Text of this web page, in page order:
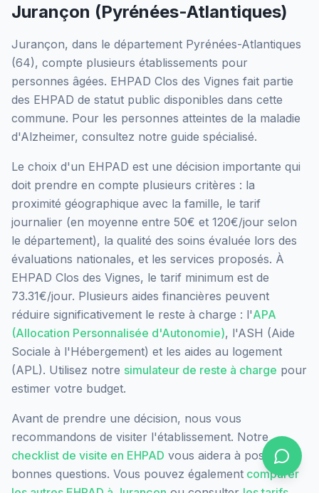
Jurançon (Pyrénées-Atlantiques)
Jurançon, dans le département Pyrénées-Atlantiques
(64), compte plusieurs établissements pour
personnes âgées. EHPAD Clos des Vignes fait partie
des EHPAD de statut public disponibles dans cette
commune. Pour les personnes atteintes de la maladie
d'Alzheimer, consultez notre guide spécialisé.
Le choix d'un EHPAD est une décision importante qui
doit prendre en compte plusieurs critères : la
proximité géographique avec la famille, le tarif
journalier (en moyenne entre 50€ et 120€/jour selon
le département), la qualité des soins évaluée lors des
évaluations nationales, et les services proposés. À
EHPAD Clos des Vignes, le tarif minimum est de
73.31€/jour. Plusieurs aides financières peuvent
réduire significativement le reste à charge : l'APA
(Allocation Personnalisée d'Autonomie), l'ASH (Aide
Sociale à l'Hébergement) et les aides au logement
(APL). Utilisez notre simulateur de reste à charge pour
estimer votre budget.
Avant de prendre une décision, nous vous
recommandons de visiter l'établissement. Notre
checklist de visite en EHPAD vous aidera à poser les
bonnes questions. Vous pouvez également comparer